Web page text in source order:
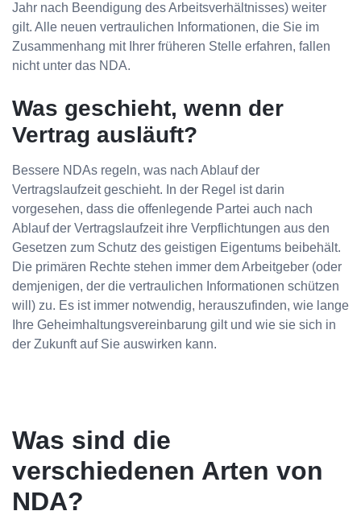
Jahr nach Beendigung des Arbeitsverhältnisses) weiter
gilt. Alle neuen vertraulichen Informationen, die Sie im
Zusammenhang mit Ihrer früheren Stelle erfahren, fallen
nicht unter das NDA.
Was geschieht, wenn der
Vertrag ausläuft?
Bessere NDAs regeln, was nach Ablauf der
Vertragslaufzeit geschieht. In der Regel ist darin
vorgesehen, dass die offenlegende Partei auch nach
Ablauf der Vertragslaufzeit ihre Verpflichtungen aus den
Gesetzen zum Schutz des geistigen Eigentums beibehält.
Die primären Rechte stehen immer dem Arbeitgeber (oder
demjenigen, der die vertraulichen Informationen schützen
will) zu. Es ist immer notwendig, herauszufinden, wie lange
Ihre Geheimhaltungsvereinbarung gilt und wie sie sich in
der Zukunft auf Sie auswirken kann.
Was sind die
verschiedenen Arten von
NDA?